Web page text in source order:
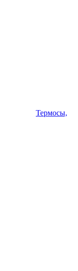
Термосы,